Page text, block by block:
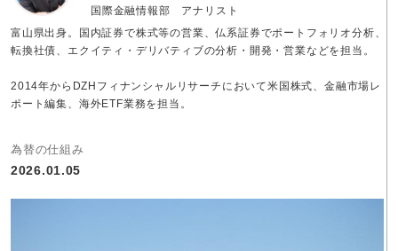
国際金融情報部 アナリスト
富山県出身。国内証券で株式等の営業、仏系証券でポートフォリオ分析、
転換社債、エクイティ・デリバティブの分析・開発・営業などを担当。
2014年からDZHフィナンシャルリサーチにおいて米国株式、金融市場レ
ポート編集、海外ETF業務を担当。
為替の仕組み
2026.01.05